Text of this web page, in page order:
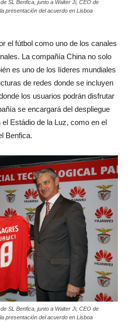
SL Benfica, junto a Walter Ji, CEO de
presentación del acuerdo en Lisboa
el fútbol como uno de los canales
La compañía China no solo
es uno de los líderes mundiales
de redes donde se incluyen
los usuarios podrán disfrutar
se encargará del despliegue
Estádio de la Luz, como en el
Benfica.
SL Benfica, junto a Walter Ji, CEO de
presentación del acuerdo en Lisboa